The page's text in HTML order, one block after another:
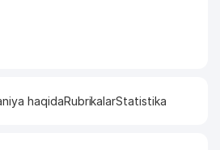
haqidaRubrikalarStatistika